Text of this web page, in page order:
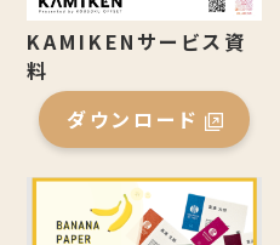
KAMIKENサービス資
料
ダウンロード